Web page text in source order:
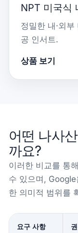
NPT 미국식
정밀한 내·외
공 인서트.
상품 보기
어떤 나사
까요?
이러한 비교를 통
수 있으며,
한 의미적 범위를
요구 사항